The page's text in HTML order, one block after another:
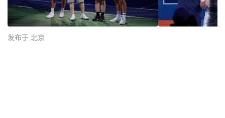
发布于 北京